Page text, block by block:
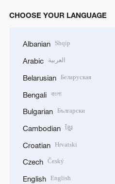
CHOOSE YOUR LANGUAGE
Albanian Shqip
Arabic العربية
Belarusian Беларуская
Bengali বাংলা
Bulgarian Български
Cambodian ខ្មែរ
Croatian Hrvatski
Czech Český
English English